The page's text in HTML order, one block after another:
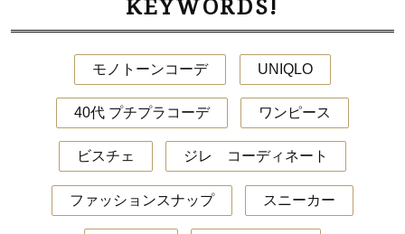
KEYWORDS!
モノトーンコーデ UNIQLO
40代 プチプラコーデ ワンピース
ビスチェ ジレ コーディネート
ファッションスナップ スニーカー